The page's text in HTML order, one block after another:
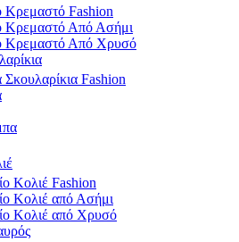
Κρεμαστό Fashion
Κρεμαστό Από Ασήμι
Κρεμαστό Από Χρυσό
Σκουλαρίκια Fashion
Κολιέ Fashion
Κολιέ από Ασήμι
Κολιέ από Χρυσό